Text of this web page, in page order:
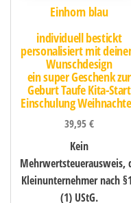
Einhorn blau
individuell bestickt
personalisiert mit
Wunschdesign
ein super Geschenk zur
Geburt Taufe Kita-Start
Einschulung
39,95€
Kein
Mehrwertsteuerausweis,
Kleinunternehmer nach
(1) UStG.